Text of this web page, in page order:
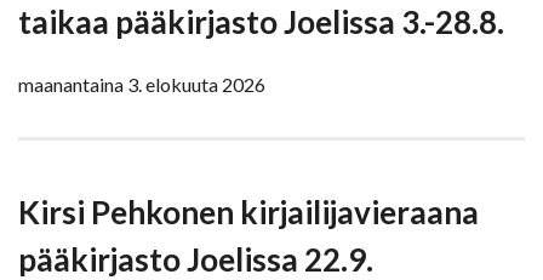
taikaa pääkirjasto Joelissa 3.-28.8.
maanantaina 3. elokuuta 2026
Kirsi Pehkonen kirjailijavieraana
pääkirjasto Joelissa 22.9.